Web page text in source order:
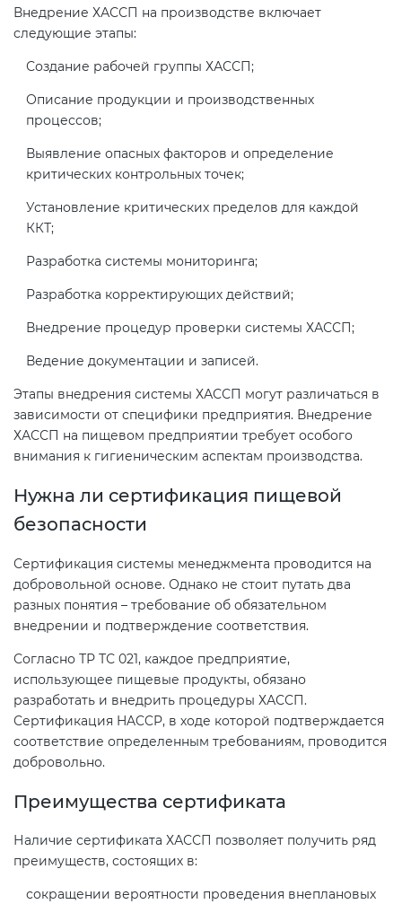
Внедрение ХАССП на производстве включает
следующие этапы:
Создание рабочей группы ХАССП;
Описание продукции и производственных
процессов;
Выявление опасных факторов и определение
критических контрольных точек;
Установление критических пределов для каждой
ККТ;
Разработка системы мониторинга;
Разработка корректирующих действий;
Внедрение процедур проверки системы ХАССП;
Ведение документации и записей.
Этапы внедрения системы ХАССП могут различаться в
зависимости от специфики предприятия. Внедрение
ХАССП на пищевом предприятии требует особого
внимания к гигиеническим аспектам производства.
Нужна ли сертификация пищевой
безопасности
Сертификация системы менеджмента проводится на
добровольной основе. Однако не стоит путать два
разных понятия – требование об обязательном
внедрении и подтверждение соответствия.
Согласно ТР ТС 021, каждое предприятие,
использующее пищевые продукты, обязано
разработать и внедрить процедуры ХАССП.
Сертификация HACCP, в ходе которой подтверждается
соответствие определенным требованиям, проводится
добровольно.
Преимущества сертификата
Наличие сертификата ХАССП позволяет получить ряд
преимуществ, состоящих в:
сокращении вероятности проведения внеплановых